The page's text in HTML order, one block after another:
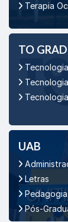
Terapia
TO
UAB
Letras
Pedagogia
Pós-